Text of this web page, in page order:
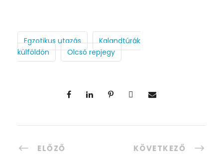
Egzotikus utazás
Kalandtúrák
külföldön
Olcsó repjegy
ELŐZŐ KÖVETKEZŐ